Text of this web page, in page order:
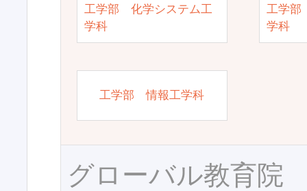
工学部 化学システム工
学科
工学部
学科
工学部 情報工学科
グローバル教育院